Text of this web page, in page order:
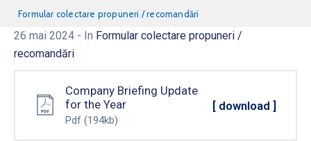
Teliucu
Inferior
Consiliul
Informații
Formular colectare propuneri / recomandări
26 mai 2024 - In Formular colectare propuneri /
recomandări
Company Briefing Update
for the Year
Pdf (194kb)
[ download ]